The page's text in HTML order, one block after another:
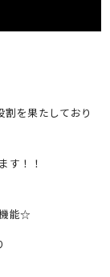
を果たしており
す！！
能☆